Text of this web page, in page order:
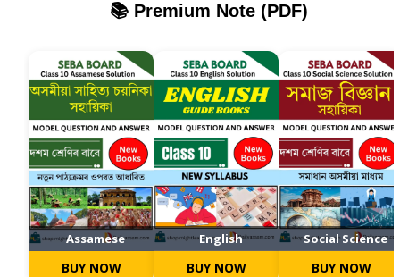
📚 Premium Note (PDF)
Assamese
BUY NOW
English
BUY NOW
Social Science
BUY NOW